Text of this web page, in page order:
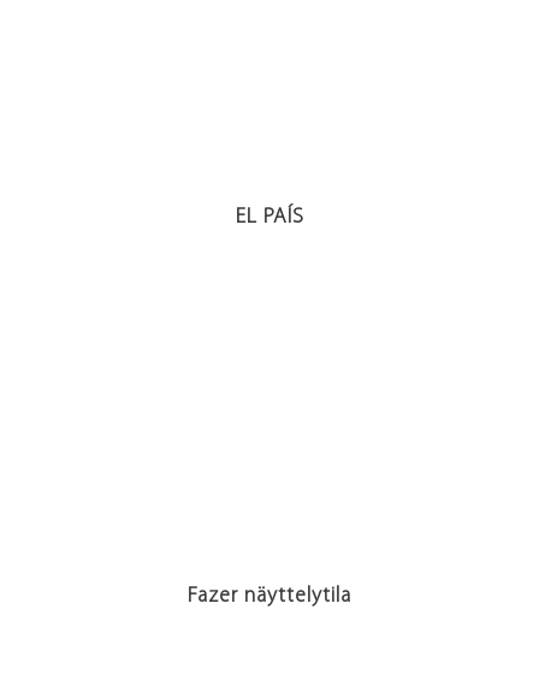
EL PAÍS
Fazer näyttelytila